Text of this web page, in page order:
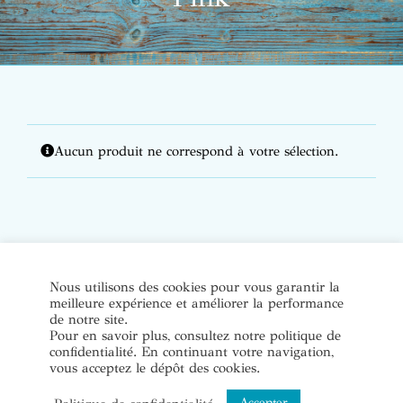
Aucun produit ne correspond à votre sélection.
© Copyright Bijoux de soi 2020-2022. Tous droits réservés. |
Conditions Générales de Vente|Mentions légales et politique
de confidentialité
Nous utilisons des cookies pour vous garantir la
meilleure expérience et améliorer la performance
de notre site.
Pour en savoir plus, consultez notre politique de
confidentialité. En continuant votre navigation,
vous acceptez le dépôt des cookies.